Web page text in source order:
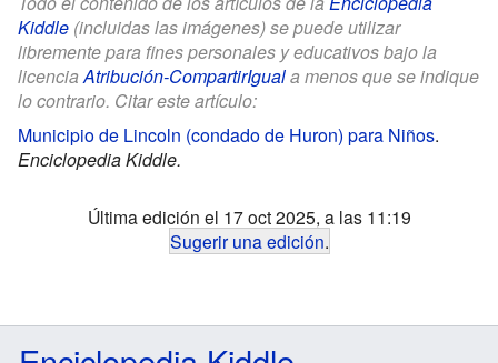
Kiddle (incluidas las imágenes) se puede utilizar
libremente para fines personales y educativos bajo la
licenciaAtribución-CompartirIguala menos que se indique
lo contrario. Citar este artículo:
Municipio de Lincoln (condado de Huron) para Niños.
Enciclopedia Kiddle.
Última edición el 17 oct 2025, a las 11:19
Sugerir una edición.